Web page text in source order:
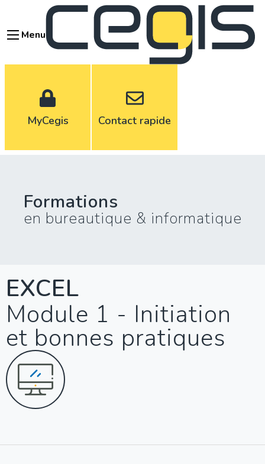
contenuMenu
MyCegis Contact rapide
Formations
en bureautique & informatique
EXCEL
Module 1 - Initiation
et bonnes pratiques